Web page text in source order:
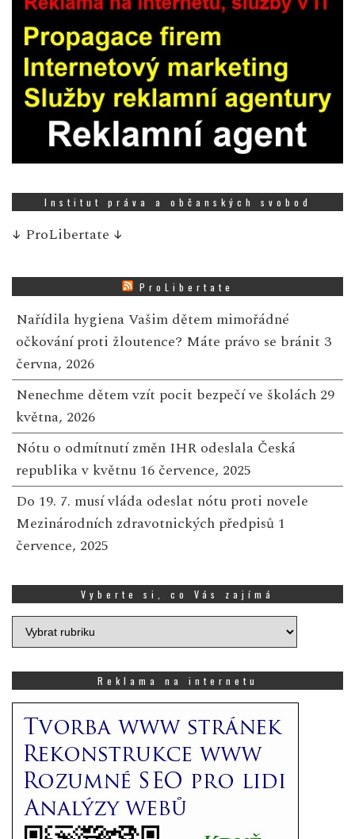
Institut práva a občanských svobod
↓ ProLibertate ↓
ProLibertate
Nařídila hygiena Vašim dětem mimořádné
očkování proti žloutence? Máte právo se bránit 3
června, 2026
Nenechme dětem vzít pocit bezpečí ve školách 29
května, 2026
Nótu o odmítnutí změn IHR odeslala Česká
republika v květnu 16 července, 2025
Do 19. 7. musí vláda odeslat nótu proti novele
Mezinárodních zdravotnických předpisů 1
července, 2025
Vyberte si, co Vás zajímá
Vyberte
si,
zajímá
Reklama na internetu